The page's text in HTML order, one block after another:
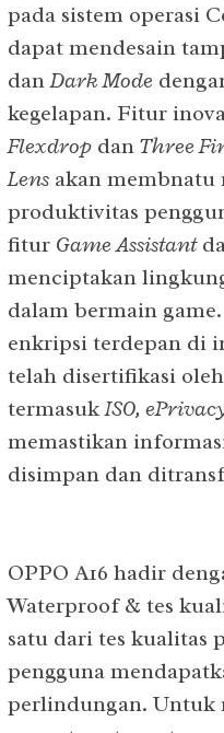
pada sistem operasi
dapat mendesain
danDark Mode
kegelapan. Fitur
Flexdrop dan Three
Lens akan
produktivitas
fitur Game Assistant
menciptakan
dalam bermain
enkripsi terdepan di
telah disertifikasi
termasukISO,
memastikan
disimpan dan
OPPO A16 hadir
Waterproof & tes
satu dari tes kualitas
pengguna
perlindungan. Untuk